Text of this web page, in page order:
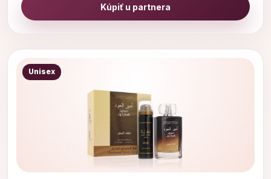
Kúpiť u partnera
Unisex